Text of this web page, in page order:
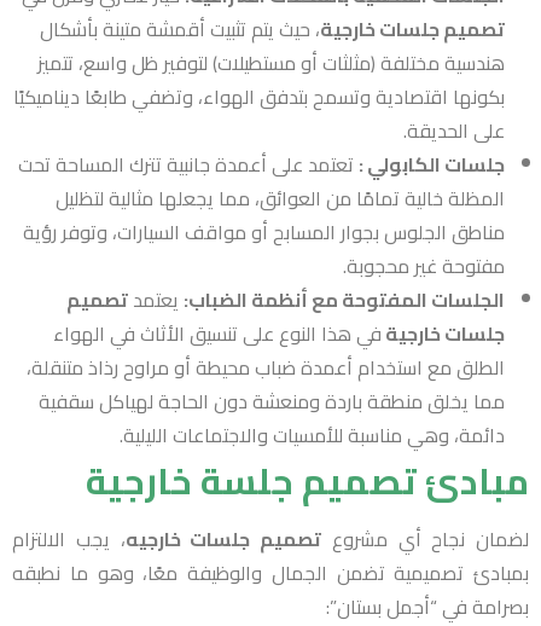
تصميم جلسات خارجية، حيث يتم تثبيت أقمشة متينة بأشكال
هندسية مختلفة (مثلثات أو مستطيلات) لتوفير ظل واسع، تتميز
بكونها اقتصادية وتسمح بتدفق الهواء، وتضفي طابعًا ديناميكيًا
على الحديقة.
جلسات الكابولي : تعتمد على أعمدة جانبية تترك المساحة تحت
المظلة خالية تمامًا من العوائق، مما يجعلها مثالية لتظليل
مناطق الجلوس بجوار المسابح أو مواقف السيارات، وتوفر رؤية
مفتوحة غير محجوبة.
الجلسات المفتوحة مع أنظمة الضباب: يعتمدتصميم
جلسات خارجيةفي هذا النوع على تنسيق الأثاث في الهواء
الطلق مع استخدام أعمدة ضباب محيطة أو مراوح رذاذ متنقلة،
مما يخلق منطقة باردة ومنعشة دون الحاجة لهياكل سقفية
دائمة، وهي مناسبة للأمسيات والاجتماعات الليلية.
مبادئ تصميم جلسة خارجية
لضمان نجاح أي مشروع تصميم جلسات خارجيه، يجب الالتزام
بمبادئ تصميمية تضمن الجمال والوظيفة معًا، وهو ما نطبقه
بصرامة في “أجمل بستان”: